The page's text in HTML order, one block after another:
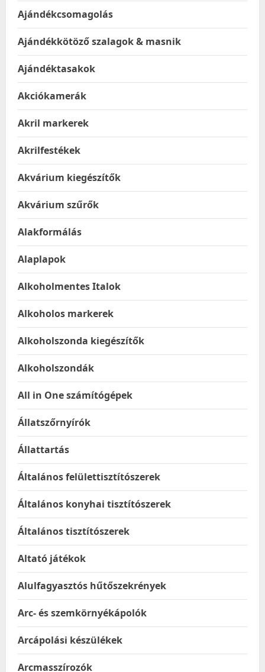
Ajándékcsomagolás
Ajándékkötöző szalagok & masnik
Ajándéktasakok
Akciókamerák
Akril markerek
Akrilfestékek
Akvárium kiegészítők
Akvárium szűrők
Alakformálás
Alaplapok
Alkoholmentes Italok
Alkoholos markerek
Alkoholszonda kiegészítők
Alkoholszondák
All in One számítógépek
Állatszőrnyírók
Állattartás
Általános felülettisztítószerek
Általános konyhai tisztítószerek
Általános tisztítószerek
Altató játékok
Alulfagyasztós hűtőszekrények
Arc- és szemkörnyékápolók
Arcápolási készülékek
Arcmasszírozók